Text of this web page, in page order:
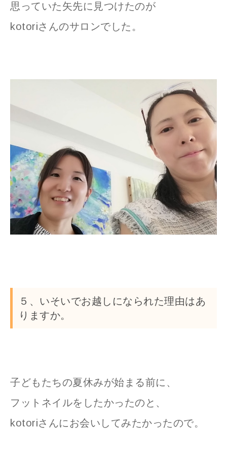
思っていた矢先に見つけたのが
kotoriさんのサロンでした。
５、いそいでお越しになられた理由はあ
りますか。
子どもたちの夏休みが始まる前に、
フットネイルをしたかったのと、
kotoriさんにお会いしてみたかったので。